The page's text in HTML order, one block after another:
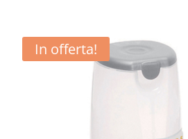
In offerta!